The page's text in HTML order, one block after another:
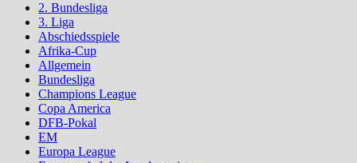
2. Bundesliga
3. Liga
Abschiedsspiele
Afrika-Cup
Allgemein
Bundesliga
Champions League
Copa America
DFB-Pokal
EM
Europa League